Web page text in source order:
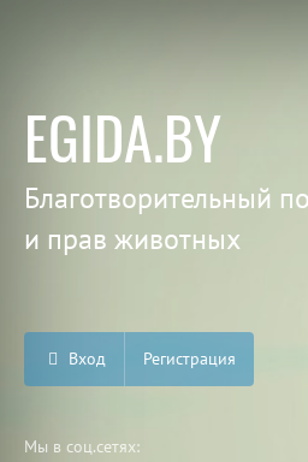
EGIDA.BY
Благотворительный
и прав животных
Вход Регистрация
Мы в соц.сетях: